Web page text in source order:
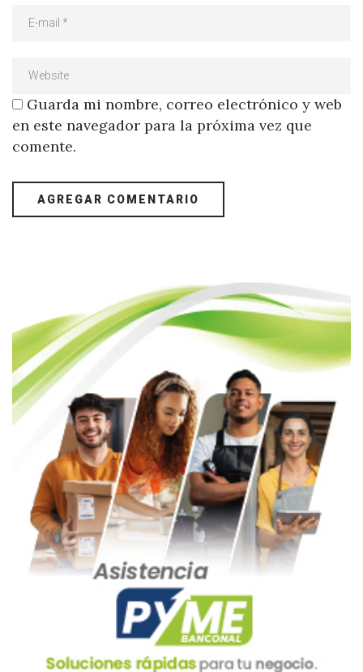
Guarda mi nombre, correo electrónico y web
en este navegador para la próxima vez que
comente.